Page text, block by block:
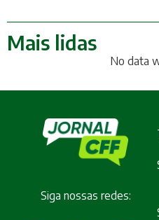
Mais lidas
No data
Siga nossas redes: